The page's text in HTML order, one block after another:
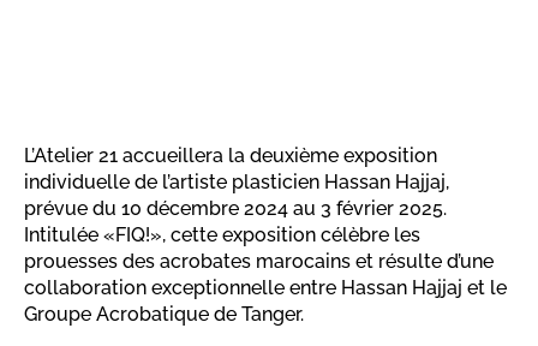
L’Atelier 21 accueillera la deuxième exposition
individuelle de l’artiste plasticien Hassan Hajjaj,
prévue du 10 décembre 2024 au 3 février 2025.
Intitulée «FIQ!», cette exposition célèbre les
prouesses des acrobates marocains et résulte d’une
collaboration exceptionnelle entre Hassan Hajjaj et le
Groupe Acrobatique de Tanger.